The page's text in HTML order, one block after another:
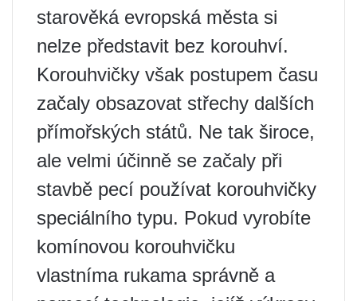
starověká evropská města si
nelze představit bez korouhví.
Korouhvičky však postupem času
začaly obsazovat střechy dalších
přímořských států. Ne tak široce,
ale velmi účinně se začaly při
stavbě pecí používat korouhvičky
speciálního typu. Pokud vyrobíte
komínovou korouhvičku
vlastníma rukama správně a